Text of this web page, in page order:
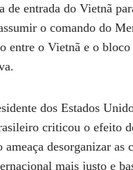
entrada do Vietnã
o comando do
entre o Vietnã e o
dos Estados
criticou o efeito
desorganizar as
mais justo e